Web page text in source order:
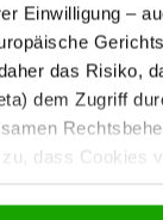
Einwilligung –
das Risiko,
dem Zugriff
dass Cookies